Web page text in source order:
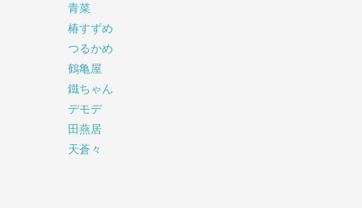
青菜
椿すずめ
つるかめ
鶴亀屋
鐵ちゃん
デモデ
田燕居
天蒼々